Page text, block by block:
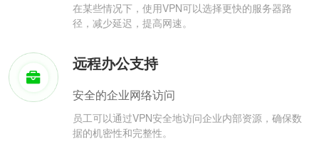
在某些情况下，使用VPN可以选择更快的服务器路
径，减少延迟，提高网速。
远程办公支持
安全的企业网络访问
员工可以通过VPN安全地访问企业内部资源，确保数
据的机密性和完整性。